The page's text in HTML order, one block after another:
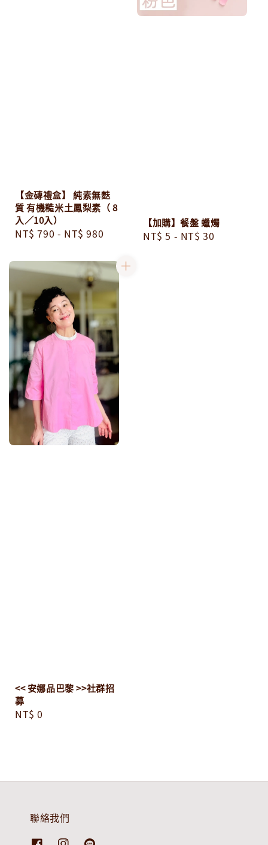
【金磚禮盒】 純素無麩
質 有機糙米土鳳梨素（ 8
入／10入）
Regular
NT$ 790 - NT$ 980
【加購】餐盤 蠟燭
Regular
NT$ 5 - NT$ 30
<< 安娜品巴黎 >>社群招
募
Regular
NT$ 0
聯絡我們